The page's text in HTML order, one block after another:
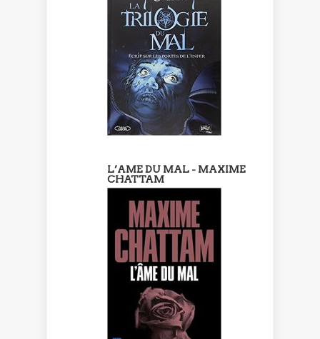
L’AME DU MAL - MAXIME
CHATTAM